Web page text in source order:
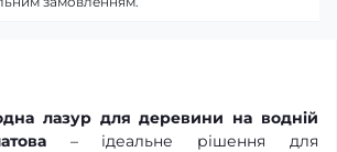
лазур для деревини на водній
– ідеальне рішення для